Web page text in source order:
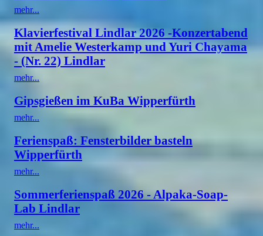
mehr...
Klavierfestival Lindlar 2026 -Konzertabend
mit Amelie Westerkamp und Yuri Chayama
- (Nr. 22) Lindlar
mehr...
Gipsgießen im KuBa Wipperfürth
mehr...
Ferienspaß: Fensterbilder basteln
Wipperfürth
mehr...
Sommerferienspaß 2026 - Alpaka-Soap-
Lab Lindlar
mehr...